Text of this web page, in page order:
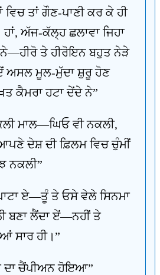
ਤਾਂ ਗੌਣ-ਪਾਣੀ ਕਰ ਕੇ ਹੀ
ਅੱਜ-ਕੱਲ੍ਹ ਛਲਾਵਾ ਜਿਹਾ
ਤੇ ਹੀਰੋਇਨ ਬਹੁਤ ਨੇੜੇ
ਅਸਲ ਮੂਲ-ਮੁੱਦਾ ਸ਼ੁਰੂ ਹੋਣ
ਕੈਮਰਾ ਹਟਾ ਦੇਂਦੇ ਨੇ”
ਮਾਲ—ਘਿਓ ਵੀ ਨਕਲੀ,
ਦੇਸ਼ ਦੀ ਫ਼ਿਲਮ ਵਿਚ ਚੁੰਮੀਂ
ਨਕਲੀ”
ਏ—ਤੂੰ ਤੇ ਓਸੇ ਵੇਲੇ ਸਿਨਮਾ
ਬਣਾ ਲੈਂਦਾ ਏਂ—ਨਹੀਂ ਤੇ
ਸਾਰ ਹੀ।”
ਦਾ ਚੈਂਪੀਅਨ ਹੋਇਆ”